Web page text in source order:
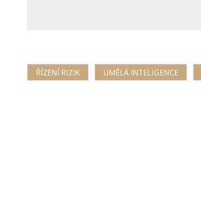
ŘÍZENÍ RIZIK UMĚLÁ INTELIGENCE